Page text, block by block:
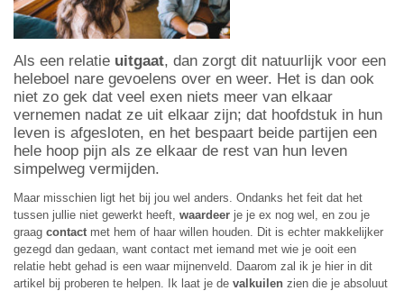
Als een relatie uitgaat, dan zorgt dit natuurlijk voor een
heleboel nare gevoelens over en weer. Het is dan ook
niet zo gek dat veel exen niets meer van elkaar
vernemen nadat ze uit elkaar zijn; dat hoofdstuk in hun
leven is afgesloten, en het bespaart beide partijen een
hele hoop pijn als ze elkaar de rest van hun leven
simpelweg vermijden.
Maar misschien ligt het bij jou wel anders. Ondanks het feit dat het
tussen jullie niet gewerkt heeft, waardeer je je ex nog wel, en zou je
graag contact met hem of haar willen houden. Dit is echter makkelijker
gezegd dan gedaan, want contact met iemand met wie je ooit een
relatie hebt gehad is een waar mijnenveld. Daarom zal ik je hier in dit
artikel bij proberen te helpen. Ik laat je de valkuilen zien die je absoluut